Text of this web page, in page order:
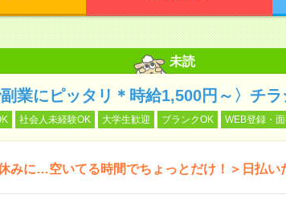
未読
副業にピッタリ＊時給1,500円～〉チ
社会人未経験OK 大学生歓迎 ブランクOK WEB登録・
みに…空いてる時間でちょっとだけ！＞日払い